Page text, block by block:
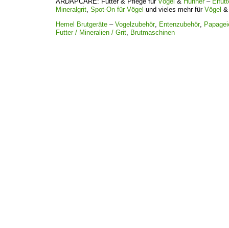
Mineralgrit,Spot-On für Vögel und vieles mehr fürVögel
Hemel Brutgeräte –Vogelzubehör, Entenzubehör,
Futter / Mineralien / Grit, Brutmaschinen